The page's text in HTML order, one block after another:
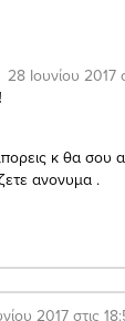
28 Ιουνίου 2017
κ θα σου
ανονυμα .
2017 στις